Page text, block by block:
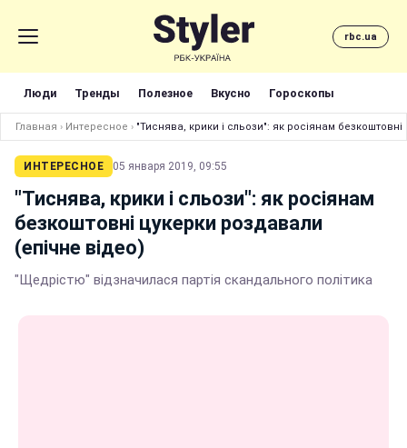
rbc.ua
Люди Тренды Полезное Вкусно Гороскопы
Главная › Интересное › "Тиснява, крики і сльози": як росіянам
ИНТЕРЕСНОЕ 05 января 2019, 09:55
"Тиснява, крики і сльози": як росіянам
безкоштовні цукерки роздавали
(епічне відео)
"Щедрістю" відзначилася партія скандального політика